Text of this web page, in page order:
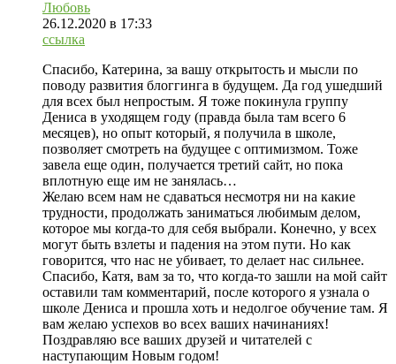
Любовь
26.12.2020 в 17:33
ссылка
Спасибо, Катерина, за вашу открытость и мысли по
поводу развития блоггинга в будущем. Да год ушедший
для всех был непростым. Я тоже покинула группу
Дениса в уходящем году (правда была там всего 6
месяцев), но опыт который, я получила в школе,
позволяет смотреть на будущее с оптимизмом. Тоже
завела еще один, получается третий сайт, но пока
вплотную еще им не занялась…
Желаю всем нам не сдаваться несмотря ни на какие
трудности, продолжать заниматься любимым делом,
которое мы когда-то для себя выбрали. Конечно, у всех
могут быть взлеты и падения на этом пути. Но как
говорится, что нас не убивает, то делает нас сильнее.
Спасибо, Катя, вам за то, что когда-то зашли на мой сайт
оставили там комментарий, после которого я узнала о
школе Дениса и прошла хоть и недолгое обучение там. Я
вам желаю успехов во всех ваших начинаниях!
Поздравляю все ваших друзей и читателей с
наступающим Новым годом!